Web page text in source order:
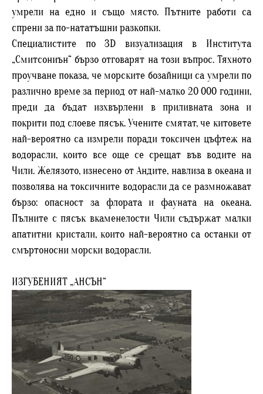
умрели на едно и също място. Пътните работи са
спрени за по-нататъшни разкопки.
Специалистите по 3D визуализация в Института
„Смитсониън“ бързо отговарят на този въпрос. Тяхното
проучване показа, че морските бозайници са умрели по
различно време за период от най-малко 20 000 години,
преди да бъдат изхвърлени в приливната зона и
покрити под слоеве пясък. Учените смятат, че китовете
най-вероятно са измрели поради токсичен цъфтеж на
водорасли, които все още се срещат във водите на
Чили. Желязото, изнесено от Андите, навлиза в океана и
позволява на токсичните водорасли да се размножават
бързо: опасност за флората и фауната на океана.
Пълните с пясък вкаменелости Чили съдържат малки
апатитни кристали, които най-вероятно са останки от
смъртоносни морски водорасли.
ИЗГУБЕНИЯТ „АНСЪН“